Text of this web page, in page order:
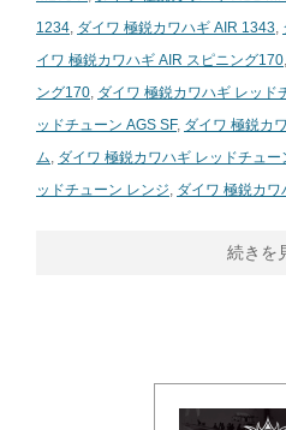
1234, ダイワ 極鋭カワハギ AIR 1343,
イワ 極鋭カワハギ AIR スピニング170,
ング170, ダイワ 極鋭カワハギ レッド
ッドチューン AGS SF, ダイワ 極鋭カ
ム, ダイワ 極鋭カワハギ レッドチュー
ッドチューン レンジ, ダイワ 極鋭カ
続きを